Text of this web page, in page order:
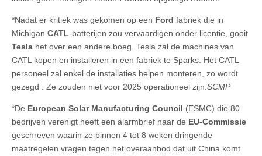
*Nadat er kritiek was gekomen op een Ford fabriek die in
Michigan CATL-batterijen zou vervaardigen onder licentie, gooit
Tesla het over een andere boeg. Tesla zal de machines van
CATL kopen en installeren in een fabriek te Sparks. Het CATL
personeel zal enkel de installaties helpen monteren, zo wordt
gezegd . Ze zouden niet voor 2025 operationeel zijn. SCMP
*De European Solar Manufacturing Council (ESMC) die 80
bedrijven verenigt heeft een alarmbrief naar de EU-Commissie
geschreven waarin ze binnen 4 tot 8 weken dringende
maatregelen vragen tegen het overaanbod dat uit China komt